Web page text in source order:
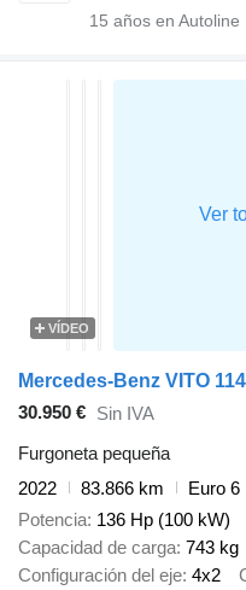
15 años en Autoline
VÍDEO
Mercedes-Benz VITO
30.950 € Sin IVA
Furgoneta pequeña
2022
83.866 km
Euro 6
Potencia 136 Hp (100 kW)
Capacidad de carga 743 kg
Configuración del eje 4x2